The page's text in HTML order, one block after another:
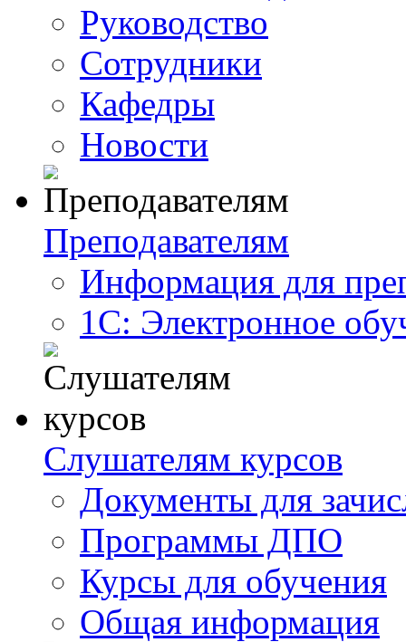
Руководство
Сотрудники
Кафедры
Новости
Преподавателям
Информация для
1С: Электронное
Слушателям курсов
Документы для
Программы ДПО
Курсы для обучения
Общая информация